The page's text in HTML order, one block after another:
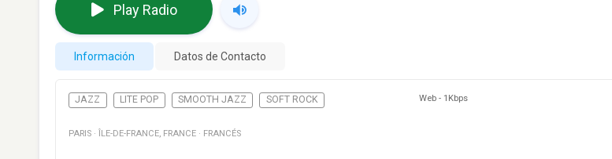
Play Radio
Información Datos de Contacto
JAZZ LITE POP SMOOTH JAZZ SOFT ROCK Web - 1Kbps
PARIS · ÎLE-DE-FRANCE, FRANCE · FRANCÉS